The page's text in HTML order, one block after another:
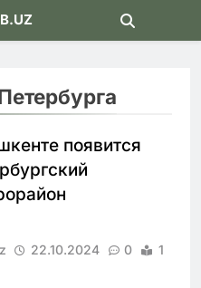
появится
22.10.2024 0
1